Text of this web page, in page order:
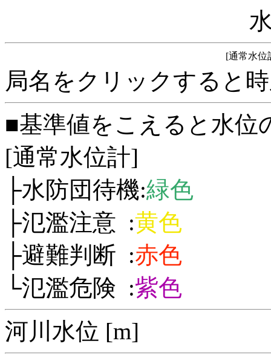
[通常水位
局名をクリックすると
■基準値をこえると水位
[通常水位計]
├水防団待機:緑色
├氾濫注意 :黄色
├避難判断 :赤色
└氾濫危険 :紫色
河川水位 [m]